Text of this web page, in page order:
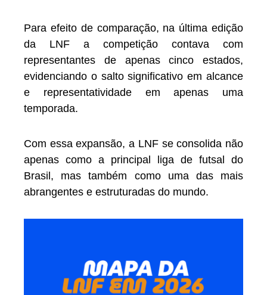
Para efeito de comparação, na última edição
da LNF a competição contava com
representantes de apenas cinco estados,
evidenciando o salto significativo em alcance
e representatividade em apenas uma
temporada.
Com essa expansão, a LNF se consolida não
apenas como a principal liga de futsal do
Brasil, mas também como uma das mais
abrangentes e estruturadas do mundo.